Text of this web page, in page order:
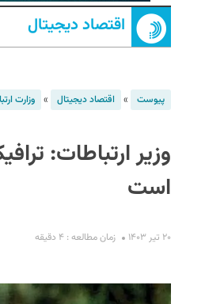
اقتصاد دیجیتال
پیوست » اقتصاد دیجیتال » وزارت
وزیر ارتباطات:
است
۲۰ تیر ۱۴۰۳ زمان مطالعه : ۴ دقیقه